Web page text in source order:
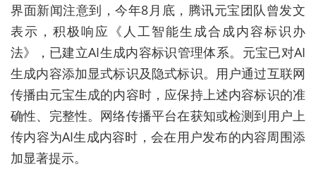
界面新闻注意到，今年8月底，腾讯元宝团队曾发文
表示，积极响应《人工智能生成合成内容标识办
法》，已建立AI生成内容标识管理体系。元宝已对AI
生成内容添加显式标识及隐式标识。用户通过互联网
传播由元宝生成的内容时，应保持上述内容标识的准
确性、完整性。网络传播平台在获知或检测到用户上
传内容为AI生成内容时，会在用户发布的内容周围添
加显著提示。